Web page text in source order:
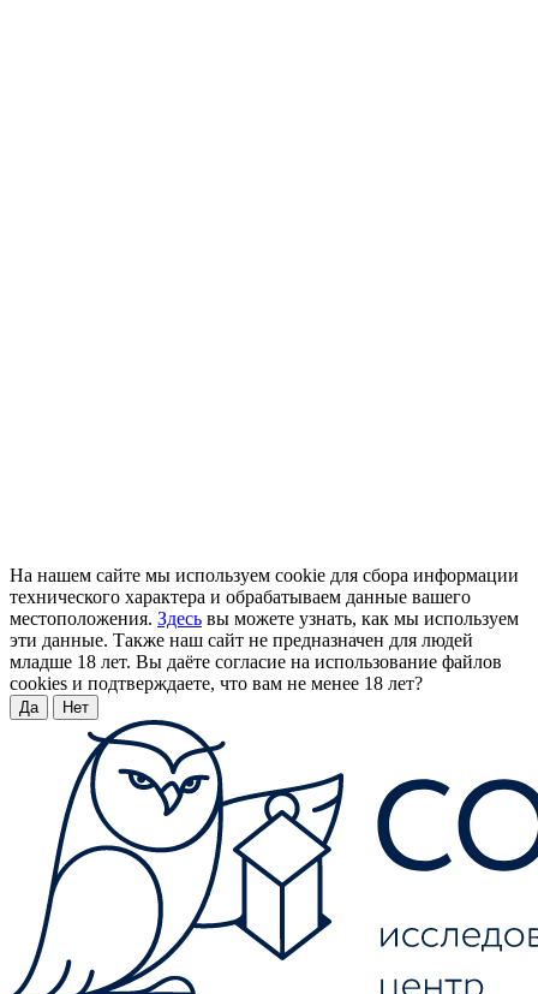
На нашем сайте мы используем cookie для сбора информации
технического характера и обрабатываем данные вашего
местоположения. Здесь вы можете узнать, как мы используем
эти данные. Также наш сайт не предназначен для людей
младше 18 лет. Вы даёте согласие на использование файлов
cookies и подтверждаете, что вам не менее 18 лет?
Да Нет